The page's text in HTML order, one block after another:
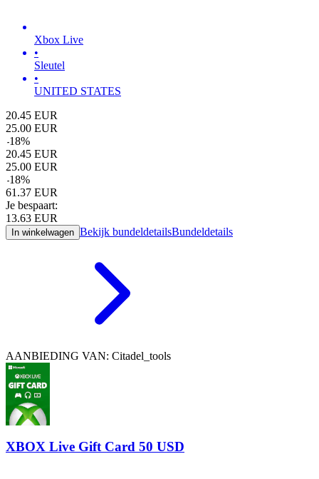
Xbox Live
•
Sleutel
•
UNITED STATES
20.45 EUR
25.00 EUR
-18%
20.45 EUR
25.00 EUR
-18%
61.37 EUR
Je bespaart:
13.63 EUR
In winkelwagen Bekijk bundeldetailsBundeldetails
AANBIEDING VAN: Citadel_tools
XBOX Live Gift Card 50 USD